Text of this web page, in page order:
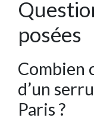
posées
Combien
d’un
Paris ?